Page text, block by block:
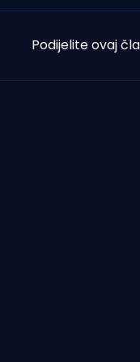
Podijelite ovaj